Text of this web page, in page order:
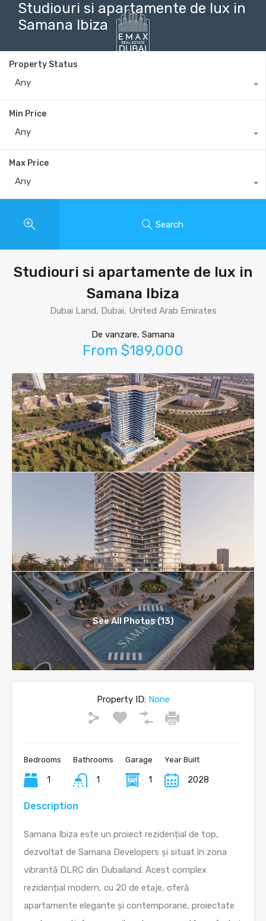
Studiouri si apartamente de lux in
Samana Ibiza
Property Status
Any
Min Price
Any
Max Price
Any
Search
Studiouri si apartamente de lux in
Samana Ibiza
Dubai Land, Dubai, United Arab Emirates
De vanzare, Samana
From $189,000
See All Photos (13)
Property ID:None
Bedrooms
1
Bathrooms
1
Garage
1
Year Built
2028
Description
Samana Ibiza este un proiect rezidențial de top,
dezvoltat de Samana Developers și situat în zona
vibrantă DLRC din Dubailand. Acest complex
rezidențial modern, cu 20 de etaje, oferă
apartamente elegante și contemporane, proiectate